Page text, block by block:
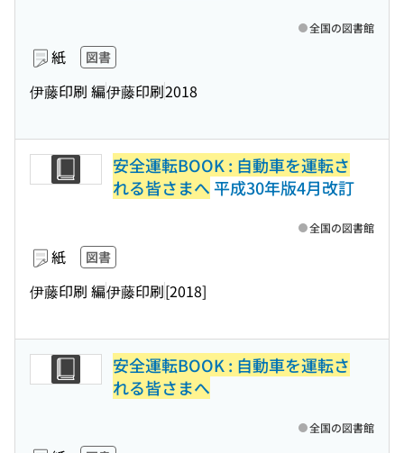
紙 図書
伊藤印刷 編伊藤印刷2018
全国の図書館
安全運転BOOK : 自動車を運転さ
れる皆さまへ平成30年版4月改訂
紙 図書
伊藤印刷 編伊藤印刷[2018]
全国の図書館
安全運転BOOK : 自動車を運転さ
れる皆さまへ
全国の図書館